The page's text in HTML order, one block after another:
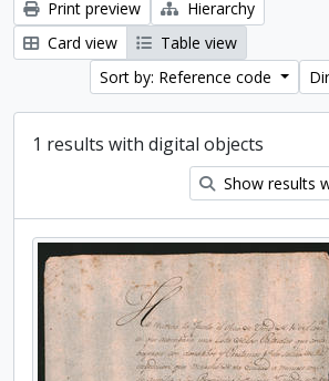
Print preview
Hierarchy
Card view
Table view
Sort by: Reference code
1 results with digital objects
Show results